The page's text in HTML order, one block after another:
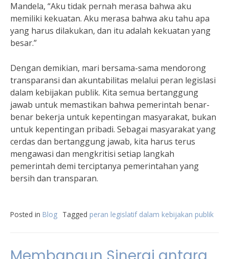
Mandela, “Aku tidak pernah merasa bahwa aku
memiliki kekuatan. Aku merasa bahwa aku tahu apa
yang harus dilakukan, dan itu adalah kekuatan yang
besar.”
Dengan demikian, mari bersama-sama mendorong
transparansi dan akuntabilitas melalui peran legislasi
dalam kebijakan publik. Kita semua bertanggung
jawab untuk memastikan bahwa pemerintah benar-
benar bekerja untuk kepentingan masyarakat, bukan
untuk kepentingan pribadi. Sebagai masyarakat yang
cerdas dan bertanggung jawab, kita harus terus
mengawasi dan mengkritisi setiap langkah
pemerintah demi terciptanya pemerintahan yang
bersih dan transparan.
Posted in Blog Tagged peran legislatif dalam kebijakan publik